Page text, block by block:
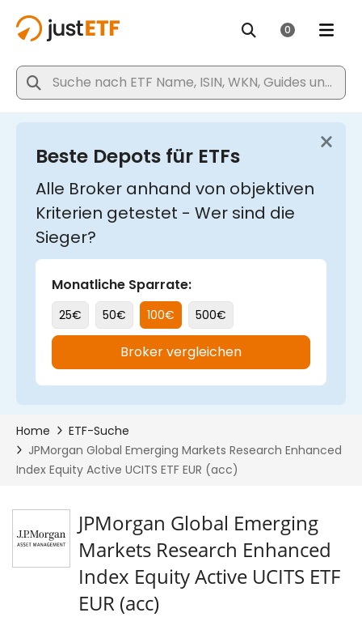
JPMorgan Global Emerging
Markets Research Enhanced
Index Equity Active UCITS ETF
EUR (acc)